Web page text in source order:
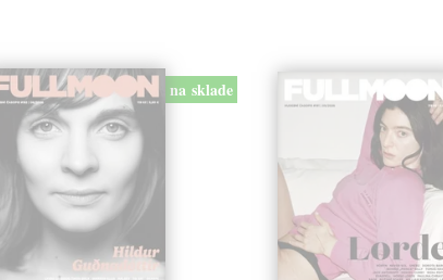
na sklade